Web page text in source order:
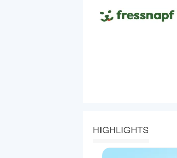
HIGHLIGHTS